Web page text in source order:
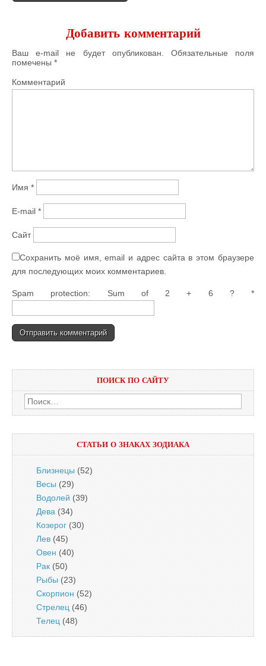
Добавить комментарий
Ваш e-mail не будет опубликован.
Обязательные поля
помечены *
Комментарий
Имя *
E-mail *
Сайт
Сохранить моё имя, email и адрес сайта в этом браузере
для последующих моих комментариев.
Spam protection: Sum of 2 + 6 ? *
ПОИСК ПО САЙТУ
Найти:
СТАТЬИ О ЗНАКАХ ЗОДИАКА
Близнецы (52)
Весы (29)
Водолей (39)
Дева (34)
Козерог (30)
Лев (45)
Овен (40)
Рак (50)
Рыбы (23)
Скорпион (52)
Стрелец (46)
Телец (48)